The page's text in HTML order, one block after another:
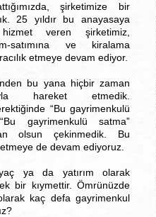
şirketimize bir
25 yıldır bu anayasaya
veren şirketimiz,
satımına ve kiralama
etmeye devam ediyor.
bu yana hiçbir zaman
hareket etmedik.
“Bu gayrimenkulü
gayrimenkulü satma”
olsun çekinmedik. Bu
de devam ediyoruz.
ya da yatırım olarak
bir kıymettir. Ömrünüzde
kaç defa gayrimenkul